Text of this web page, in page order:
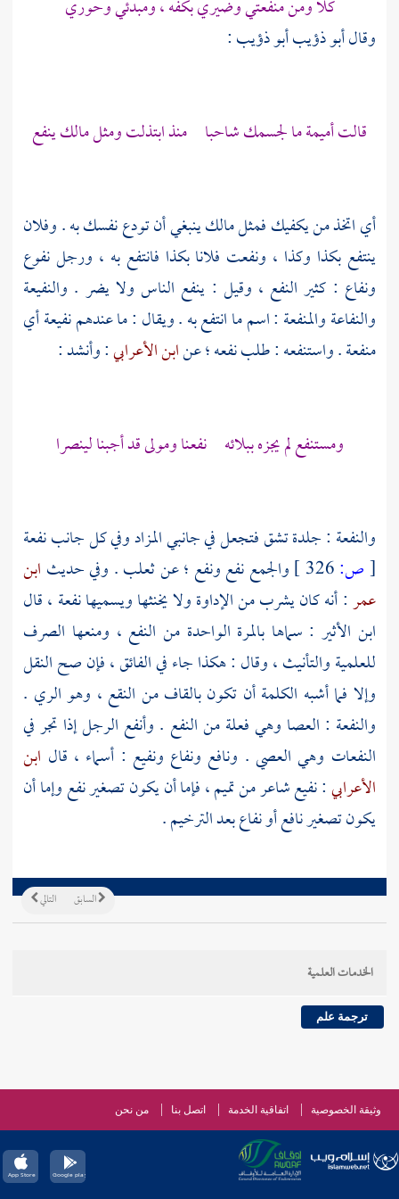
كلا ومن منفعتي وضيري بكفه ، ومبدئي وحوري
وقالأبو ذؤيب أبو ذؤيب:
قالتأميمةما لجسمك شاحبا منذ ابتذلت ومثل مالك ينفع
أي اتخذ من يكفيك فمثل مالك ينبغي أن تودع نفسك به . وفلان
ينتفع بكذا وكذا ، ونفعت فلانا بكذا فانتفع به ، ورجل نفوع
ونفاع : كثير النفع ، وقيل : ينفع الناس ولا يضر . والنفيعة
والنفاعة والمنفعة : اسم ما انتفع به . ويقال : ما عندهم نفيعة أي
منفعة . واستنفعه : طلب نفعه ؛ عنابن الأعرابي: وأنشد :
ومستنفع لم يجزه ببلائه نفعنا ومولى قد أجبنا لينصرا
والنفعة : جلدة تشق فتجعل في جانبي المزاد وفي كل جانب نفعة
[ص: والجمع نفع ونفع ؛ عنثعلب. وفي حديث ابن
عمر: أنه كان يشرب من الإداوة ولا يخنثها ويسميها نفعة ، قال
ابن الأثير : سماها بالمرة الواحدة من النفع ، ومنعها الصرف
للعلمية والتأنيث ، وقال : هكذا جاء في الفائق ، فإن صح النقل
وإلا فما أشبه الكلمة أن تكون بالقاف من النقع ، وهو الري .
والنفعة : العصا وهي فعلة من النفع . وأنفع الرجل إذا تجر في
النفعات وهي العصي . ونافع ونفاع ونفيع : أسماء ، قال ابن
الأعرابي: نفيع شاعر منتميم، فإما أن يكون تصغير نفع وإما أن
يكون تصغير نافع أو نفاع بعد الترخيم .
التالي السابق
الخدمات العلمية
ترجمة علم
وثيقة الخصوصية اتفاقية الخدمة اتصل بنا من نحن